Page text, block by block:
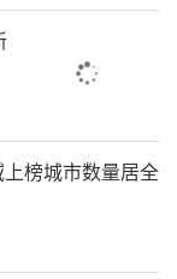
徐峥个人经
团有限公司
化传播有限
，涉及影视文
为徐峥、陶
榜城市数量居全